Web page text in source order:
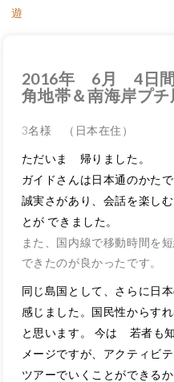
遊
2016年 6月 4日
角地帯＆南海岸プチ
3名様 （日本在住）
ただいま 帰りました。
ガイドさんは日本通のかたで
誠実さがあり、会話を楽しむ
とが できました。
また、国内線で移動時間を
できたのが良かったです。
同じ島国として、さらに日
感じました。
国民性からす
と思います。
今は 若者も
メージですが、アクティビ
ツアーでいくことができる